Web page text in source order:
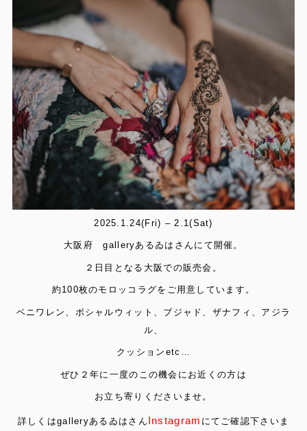
2025.1.24(Fri) – 2.1(Sat)
大阪府 galleryあるゐはさんにて開催。
２日目となる大阪での販売会。
約100枚のモロッコラグをご用意しています。
ベニワレン、ボシャルウィット、ブジャド、ザナフィ、アジラ
ル、
クッションetc…
ぜひ２年に一度のこの機会にお近くの方は
お立ち寄りくださいませ。
詳しくはgalleryあるゐはさん Instagram にてご確認下さいま